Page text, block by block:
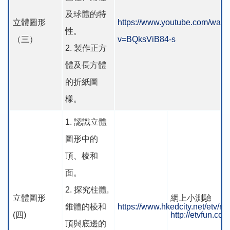
立體圖形
（三）
及球體的特
性。
2. 製作正方
體及長方體
的折紙圖
樣。
https://www.youtube.com/
v=BQksViB84-s
立體圖形
(四)
1. 認識立體
圖形中的
頂、棱和
面。
2. 探究柱體,
錐體的棱和
頂與底邊的
https://www.hkedcity.net/etv/
網上小測驗
http://